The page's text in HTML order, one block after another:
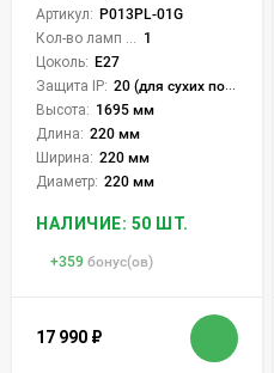
Артикул: P013PL-01G
1
Цоколь: E27
Защита IP: 20 (для сухих пом.)
Высота: 1695 мм
Длина: 220 мм
Ширина: 220 мм
Диаметр: 220 мм
НАЛИЧИЕ: 50 ШТ.
+359 бонус(ов)
17 990 ₽